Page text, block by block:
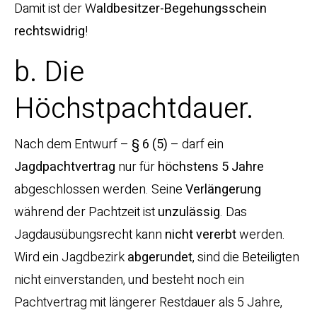
Damit ist der Waldbesitzer-Begehungsschein
rechtswidrig!
b. Die
Höchstpachtdauer.
Nach dem Entwurf – § 6 (5) – darf ein
Jagdpachtvertrag nur fürhöchstens 5 Jahre
abgeschlossen werden. SeineVerlängerung
während der Pachtzeit istunzulässig. Das
Jagdausübungsrecht kann nicht vererbtwerden.
Wird ein Jagdbezirkabgerundet, sind die Beteiligten
nicht einverstanden, und besteht noch ein
Pachtvertrag mit längerer Restdauer als 5 Jahre,